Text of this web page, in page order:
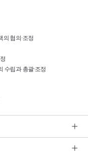
의 협의·조정
수립과 총괄·조정